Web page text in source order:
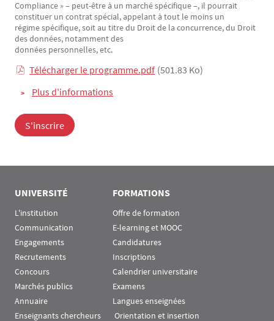
Compliance » – peut-être à un marché spécifique –, il pourrait
constituer un contrat spécial, appelant à tout le moins un
régime spécifique, soit au titre du Droit de la concurrence, du Droit
des données, notamment des
données personnelles, etc.
Télécharger le programme.pdf (501.83 Ko)
Plus d'informations
S'inscrire
UNIVERSITÉ
L'institution
Communication
Engagements
Recrutements
Concours
Marchés publics
Annuaire
Enseignants chercheurs
FORMATIONS
Offre de formation
E-learning et MOOC
Candidatures
Inscriptions
Calendrier universitaire
Examens
Langues enseignées
Orientation et insertion